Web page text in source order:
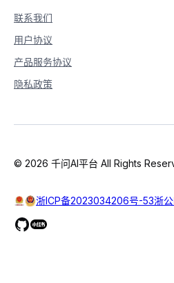
联系我们
用户协议
产品服务协议
隐私政策
© 2026 千问AI平台 All Rights
浙ICP备2023034206号-53浙